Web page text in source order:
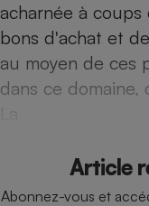
acharnée à
bons d'achat et
au moyen de ces
dans ce domaine,
La
Article
Abonnez-vous et